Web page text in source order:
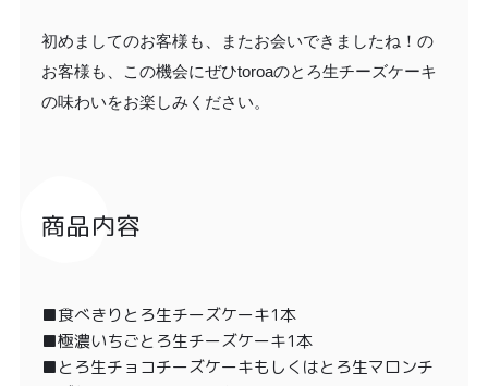
初めましてのお客様も、またお会いできましたね！の
お客様も、この機会にぜひtoroaのとろ生チーズケーキ
の味わいをお楽しみください。
商品内容
■食べきりとろ生チーズケーキ1本
■極濃いちごとろ生チーズケーキ1本
■とろ生チョコチーズケーキもしくはとろ生マロンチ